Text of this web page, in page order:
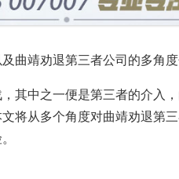
曲靖劝退第三者公司的多角度
其中之一便是第三者的介入
将从多个角度对曲靖劝退第